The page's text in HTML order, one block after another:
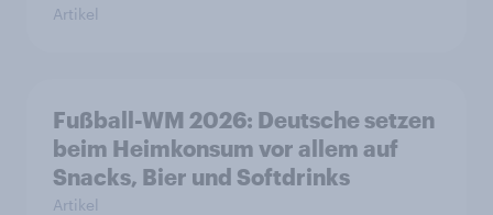
Artikel
Fußball-WM 2026: Deutsche setzen
beim Heimkonsum vor allem auf
Snacks, Bier und Softdrinks
Artikel